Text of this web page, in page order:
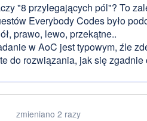
"8 przylegających pól"? To
Everybody Codes było
prawo, lewo, przekątne..
w AoC jest typowym, źle
do rozwiązania, jak się
zmieniano 2 razy